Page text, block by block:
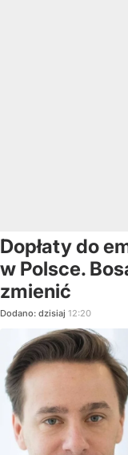
Dopłaty do
w Polsce.
zmienić
Dodano: dzisiaj 12:20